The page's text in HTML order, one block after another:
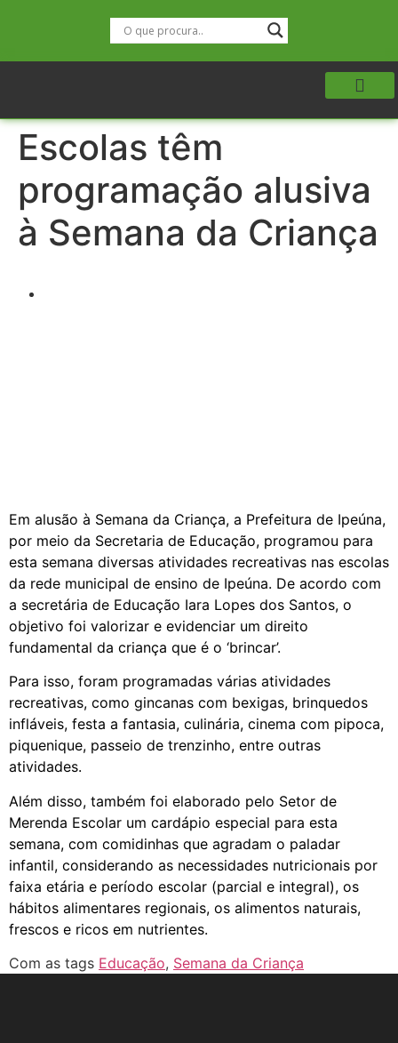
Escolas têm
programação alusiva
à Semana da Criança
Em alusão à Semana da Criança, a Prefeitura de Ipeúna,
por meio da Secretaria de Educação, programou para
esta semana diversas atividades recreativas nas escolas
da rede municipal de ensino de Ipeúna. De acordo com
a secretária de Educação Iara Lopes dos Santos, o
objetivo foi valorizar e evidenciar um direito
fundamental da criança que é o ‘brincar’.
Para isso, foram programadas várias atividades
recreativas, como gincanas com bexigas, brinquedos
infláveis, festa a fantasia, culinária, cinema com pipoca,
piquenique, passeio de trenzinho, entre outras
atividades.
Além disso, também foi elaborado pelo Setor de
Merenda Escolar um cardápio especial para esta
semana, com comidinhas que agradam o paladar
infantil, considerando as necessidades nutricionais por
faixa etária e período escolar (parcial e integral), os
hábitos alimentares regionais, os alimentos naturais,
frescos e ricos em nutrientes.
Com as tags Educação, Semana da Criança